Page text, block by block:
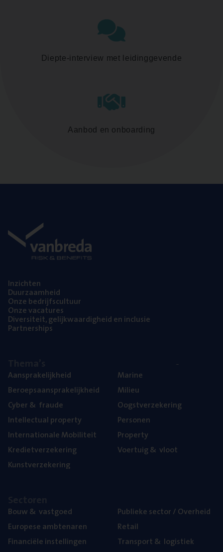
Diepte-interview met leidinggevende
Aanbod en onboarding
Inzich­ten
Duur­zaam­heid
Onze bedrijfs­cul­tuur
Onze vaca­tu­res
Diver­si­teit, gelijk­waar­dig­heid en inclusie
Part­ner­ships
Aan­spra­ke­lijk­heid
Beroeps­aan­spra­ke­lijk­heid
Cyber& fraude
Intel­lec­tu­al property
Inter­na­ti­o­na­le Mobiliteit
Kre­diet­ver­ze­ke­ring
Kunst­ver­ze­ke­ring
Mari­ne
Mili­eu
Oogst­ver­ze­ke­ring
Per­so­nen
Pro­per­ty
Voer­tuig& vloot
Bouw& vastgoed
Euro­pe­se ambtenaren
Finan­ci­ë­le instellingen
Publie­ke sec­tor / Overheid
Retail
Trans­port& logistiek